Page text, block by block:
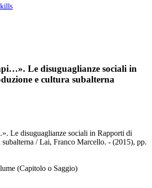
Le disuguaglianze sociali in
e cultura subalterna
Le disuguaglianze sociali in Rapporti di
/ Lai, Franco Marcello. - (2015), pp.
(Capitolo o Saggio)